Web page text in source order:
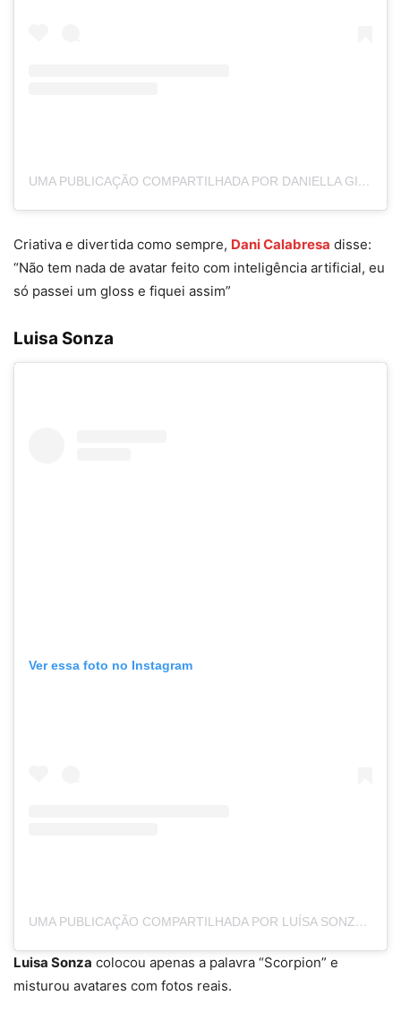
UMA PUBLICAÇÃO COMPARTILHADA POR DANIELLA GIUSTI 🍕☎️ CAT BBB22 (@DANICALABRESA)
Criativa e divertida como sempre, Dani Calabresa disse:
“Não tem nada de avatar feito com inteligência artificial, eu
só passei um gloss e fiquei assim”
Luisa Sonza
Ver essa foto no Instagram
UMA PUBLICAÇÃO COMPARTILHADA POR LUÍSA SONZA (@LUISASONZA)
Luisa Sonza colocou apenas a palavra “Scorpion” e
misturou avatares com fotos reais.